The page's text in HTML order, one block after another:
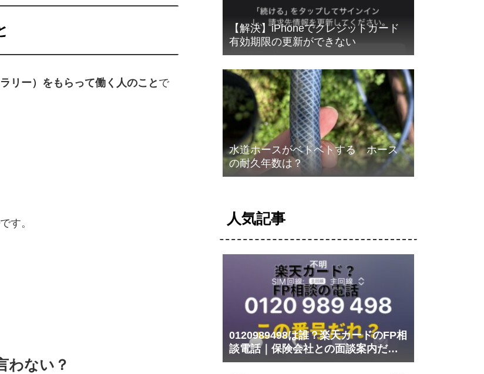
リー）をもらって働く人のことで
です。
わない？
【解決】iPhoneでクレジットカード
有効期限の更新ができない
水道ホースがベトベトする ホース
の耐久年数は？
人気記事
0120989498は誰？楽天カードのFP相
談電話｜保険会社との面談案内だっ
た